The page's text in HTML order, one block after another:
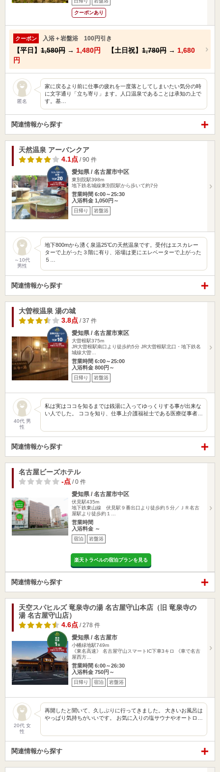
クーポンあり
クーポン 入浴＋岩盤浴 100円引き
【平日】 1,580円 → 1,480円 【土日祝】 1,780円 → 1,680
円
匿名
家に戻るより前に仕事の疲れを一度落としてしまいたい気分の時
に文字通り「立ち寄り」ます。人口温泉であることは承知の上で
す。基…
関連情報から探す
天然温泉 アーバンクア
4.1点 / 90 件
愛知県 / 名古屋市中区
東別院駅398m
地下鉄名城線東別院駅から歩いて約7分
営業時間 6:00～25:30
入浴料金 1,050円～
日帰り 岩盤浴
～10代
男性
地下800mから湧く泉温25℃の天然温泉です。受付はエスカレー
ターで上がった３階に有り、浴場は更にエレベーターで上がった
５…
関連情報から探す
大曽根温泉 湯の城
3.8点 / 37 件
愛知県 / 名古屋市東区
大曽根駅375m
JR大曽根駅南口より徒歩約5分 JR大曽根駅北口・地下鉄名
城線大曽…
営業時間 6:00～25:00
入浴料金 800円～
日帰り 岩盤浴
40代 男
性
私は実はココを知るまでは銭湯に入ってゆっくりする事が出来な
い人でした。 ココを知り、仕事上介護福祉士である医療従事者…
関連情報から探す
名古屋ビーズホテル
-点 / 0 件
愛知県 / 名古屋市中区
伏見駅435m
地下鉄東山線 伏見駅９番出口より徒歩約５分／ＪＲ名古
屋駅より徒歩約１…
営業時間
入浴料金 ～
宿泊 岩盤浴
楽天トラベルの宿泊プランを見る
関連情報から探す
天空スパヒルズ 竜泉寺の湯 名古屋守山本店（旧 竜泉寺の
湯 名古屋守山店）
4.6点 / 278 件
愛知県 / 名古屋市
小幡緑地駅749m
《東名高速》 名古屋守山スマートIC下車3キロ 《車で名古
屋西方…
営業時間 6:00～26:30
入浴料金 750円～
日帰り 宿泊 岩盤浴
20代 女
性
再開したと聞いて、久しぶりに行ってきました。 大きいお風呂は
やっぱり気持ちがいいです。 お気に入りの塩サウナやオートロ…
関連情報から探す